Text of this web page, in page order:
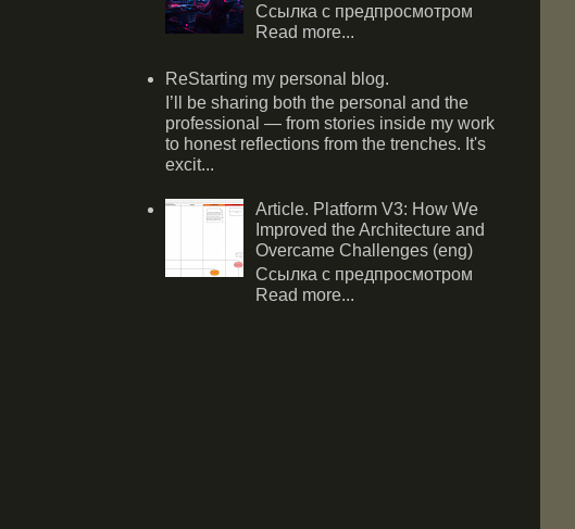
Ссылка с предпросмотром
Read more...
ReStarting my personal blog.
I’ll be sharing both the personal and the
professional — from stories inside my work
to honest reflections from the trenches. It's
excit...
Article. Platform V3: How We
Improved the Architecture and
Overcame Challenges (eng)
Ссылка с предпросмотром
Read more...